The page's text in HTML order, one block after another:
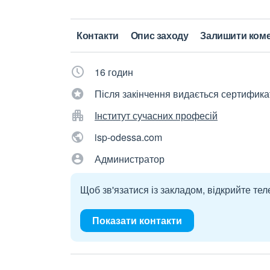
Контакти Опис заходу Залишити
16 годин
Після закінчення видається
Інститут сучасних професій
isp-odessa.com
Администратор
Щоб зв'язатися із закладом, відкрийте
Показати контакти